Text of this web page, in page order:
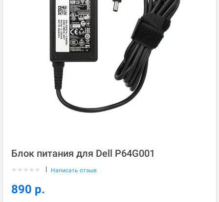
Блок питания для Dell P64G001
★ ★ ★ ★ ★ | Написать отзыв
890 р.